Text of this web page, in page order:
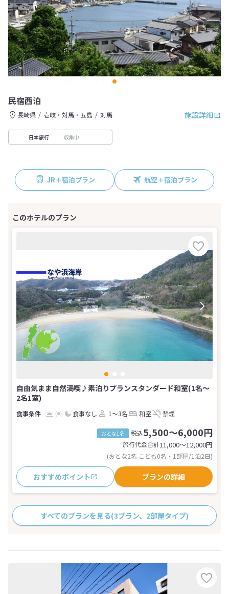
民宿西泊
施設詳細
長崎県 壱岐・対馬・五島 対馬
日本旅行 収集中
JR＋宿泊プラン 航空＋宿泊プラン
自由気まま自然満喫♪素泊りプランスタンダード和室(1名～
2名1室)
食事なし 1～3名 和室 禁煙
おとな1名 税込5,500～6,000円
旅行代金合計11,000〜12,000円
(おとな2名 こども0名・1部屋/1泊2日)
おすすめポイント プランの詳細
すべてのプランを見る(3プラン、2部屋タイプ)